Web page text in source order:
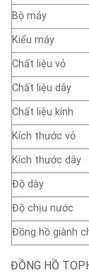
Bộ máy
Kiểu máy
Chất liệu vỏ
Chất liệu dây
Chất liệu kính
Kích thước vỏ
Kích thước dây
Độ dày
Độ chịu nước
Đồng hồ giành
ĐỒNG HỒ